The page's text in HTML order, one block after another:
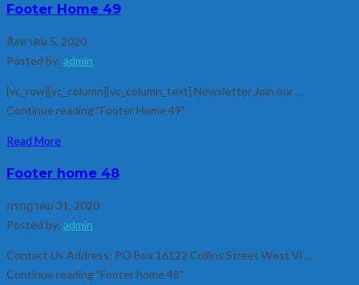
Footer Home 49
สิงหาคม 5, 2020
Posted by: admin
[vc_row][vc_column][vc_column_text] Newsletter Join our …
Continue reading "Footer Home 49"
Read More
Footer home 48
กรกฎาคม 31, 2020
Posted by: admin
Contact Us Address: PO Box 16122 Collins Street West Vi …
Continue reading "Footer home 48"